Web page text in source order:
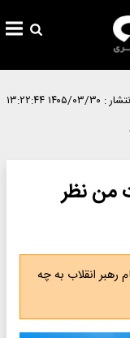
: ۱۴۰۵/۰۳/۳۰ ۱۳:۲۲:۴۴
من نظر
رهبر انقلاب به چه